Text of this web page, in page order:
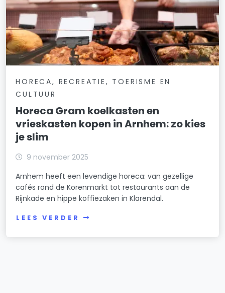
HORECA, RECREATIE, TOERISME EN
CULTUUR
Horeca Gram koelkasten en
vrieskasten kopen in Arnhem: zo kies
je slim
9 november 2025
Arnhem heeft een levendige horeca: van gezellige
cafés rond de Korenmarkt tot restaurants aan de
Rijnkade en hippe koffiezaken in Klarendal.
LEES VERDER